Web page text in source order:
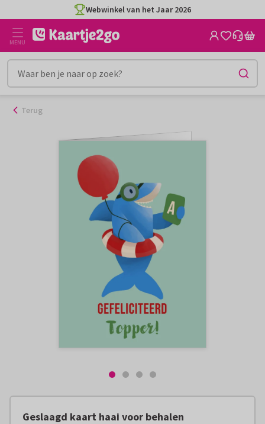
naar
inhoud
Webwinkel van het Jaar 2026
MENU
Terug
Geslaagd kaart haai voor behalen